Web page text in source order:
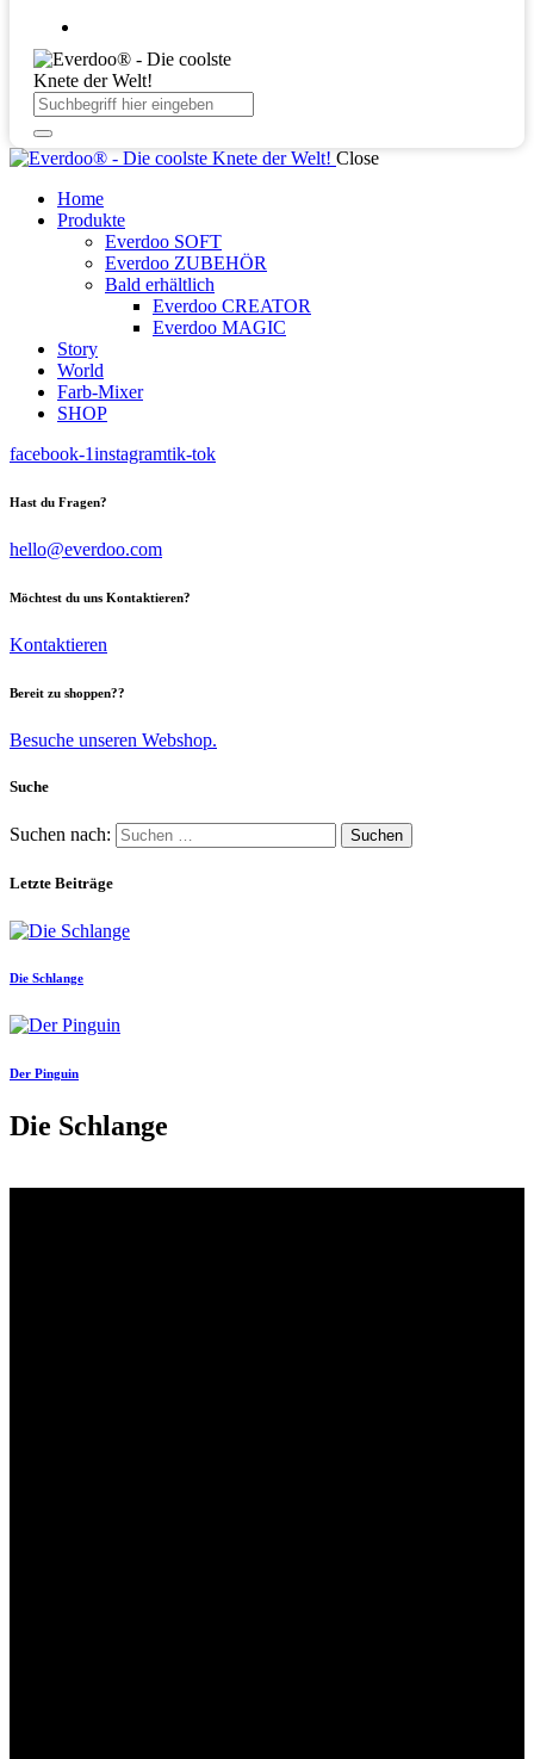
Close
Home
Produkte
Everdoo SOFT
Everdoo ZUBEHÖR
Bald erhältlich
Everdoo CREATOR
Everdoo MAGIC
Story
World
Farb-Mixer
SHOP
facebook-1instagramtik-tok
Hast du Fragen?
hello@everdoo.com
Möchtest du uns Kontaktieren?
Kontaktieren
Bereit zu shoppen??
Besuche unseren Webshop.
Suche
Suchen nach:
Letzte Beiträge
Die Schlange
Der Pinguin
Die Schlange